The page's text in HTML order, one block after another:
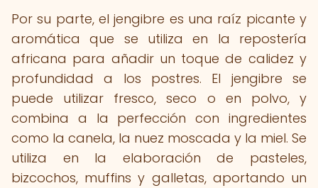
Por su parte, el jengibre es una raíz picante y
aromática que se utiliza en la repostería
africana para añadir un toque de calidez y
profundidad a los postres. El jengibre se
puede utilizar fresco, seco o en polvo, y
combina a la perfección con ingredientes
como la canela, la nuez moscada y la miel. Se
utiliza en la elaboración de pasteles,
bizcochos, muffins y galletas, aportando un